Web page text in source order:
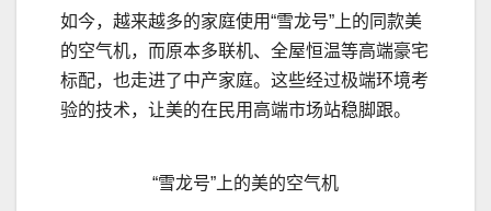
如今，越来越多的家庭使用“雪龙号”上的同款美
的空气机，而原本多联机、全屋恒温等高端豪宅
标配，也走进了中产家庭。这些经过极端环境考
验的技术，让美的在民用高端市场站稳脚跟。
“雪龙号”上的美的空气机